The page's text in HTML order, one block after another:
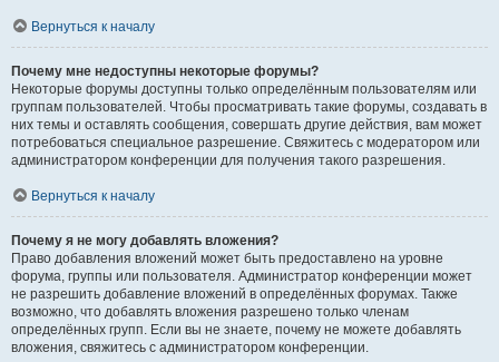
Вернуться к началу
Почему мне недоступны некоторые форумы?
Некоторые форумы доступны только определённым пользователям или
группам пользователей. Чтобы просматривать такие форумы, создавать в
них темы и оставлять сообщения, совершать другие действия, вам может
потребоваться специальное разрешение. Свяжитесь с модератором или
администратором конференции для получения такого разрешения.
Вернуться к началу
Почему я не могу добавлять вложения?
Право добавления вложений может быть предоставлено на уровне
форума, группы или пользователя. Администратор конференции может
не разрешить добавление вложений в определённых форумах. Также
возможно, что добавлять вложения разрешено только членам
определённых групп. Если вы не знаете, почему не можете добавлять
вложения, свяжитесь с администратором конференции.